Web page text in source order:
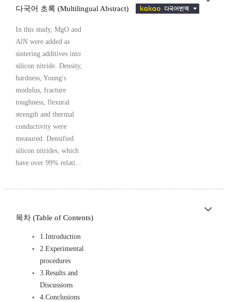
다국어 초록 (Multilingual Abstract)
In this study, MgO and
AlN were added as
sintering additives into
silicon nitride. Density,
hardness, Young's
modulus, fracture
toughness, flexural
strength and thermal
conductivity were
measured. Densified
silicon nitrides, which
have over 99% relati...
목차 (Table of Contents)
1.Introduction
2.Experimental
procedures
3.Results and
Discussions
4.Conclusions